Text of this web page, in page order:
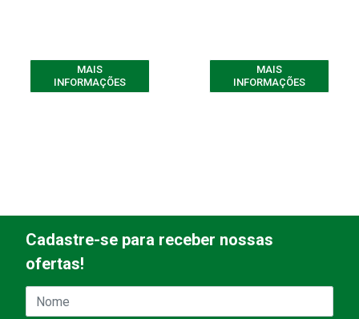
MAIS
INFORMAÇÕES
MAIS
INFORMAÇÕES
Cadastre-se para receber nossas
ofertas!